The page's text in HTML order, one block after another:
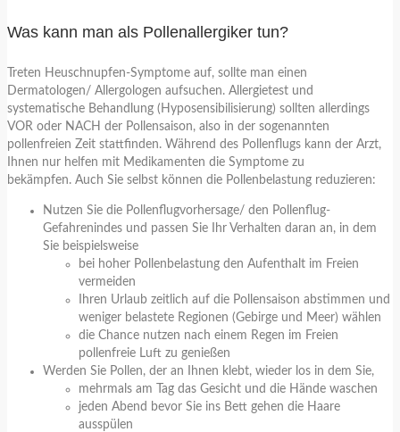
Was kann man als Pollenallergiker tun?
Treten Heuschnupfen-Symptome auf, sollte man einen
Dermatologen/ Allergologen aufsuchen. Allergietest und
systematische Behandlung (Hyposensibilisierung) sollten allerdings
VOR oder NACH der Pollensaison, also in der sogenannten
pollenfreien Zeit stattfinden. Während des Pollenflugs kann der Arzt,
Ihnen nur helfen mit Medikamenten die Symptome zu
bekämpfen. Auch Sie selbst können die Pollenbelastung reduzieren:
Nutzen Sie die Pollenflugvorhersage/ den Pollenflug-
Gefahrenindes und passen Sie Ihr Verhalten daran an, in dem
Sie beispielsweise
bei hoher Pollenbelastung den Aufenthalt im Freien
vermeiden
Ihren Urlaub zeitlich auf die Pollensaison abstimmen und
weniger belastete Regionen (Gebirge und Meer) wählen
die Chance nutzen nach einem Regen im Freien
pollenfreie Luft zu genießen
Werden Sie Pollen, der an Ihnen klebt, wieder los in dem Sie,
mehrmals am Tag das Gesicht und die Hände waschen
jeden Abend bevor Sie ins Bett gehen die Haare
ausspülen